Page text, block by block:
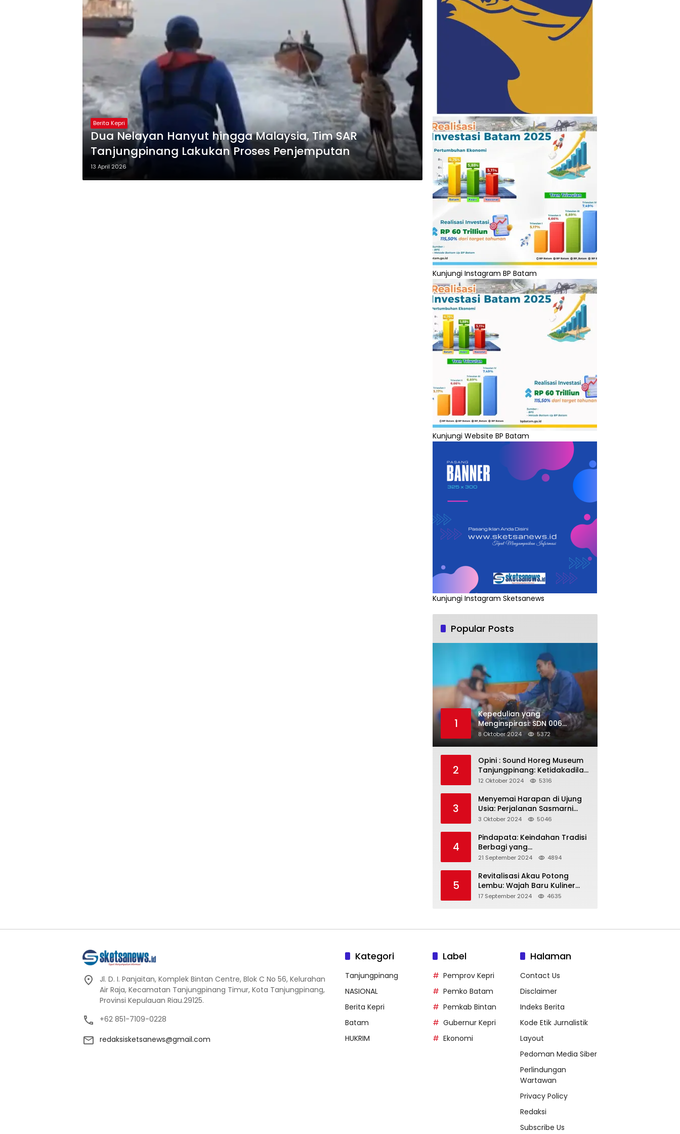
Berita Kepri
Dua Nelayan Hanyut hingga Malaysia, Tim SAR
Tanjungpinang Lakukan Proses Penjemputan
13 April 2026
Kunjungi Instagram BP Batam
Kunjungi Website BP Batam
Kunjungi Instagram Sketsanews
Popular Posts
1
Kepedulian yang
Menginspirasi: SDN 006
Merawang Gelar Program
“Berbagi Segenggam Beras”
8 Oktober 2024 5372
2
Opini : Sound Horeg Museum
Tanjungpinang: Ketidakadilan
dalam Representasi
12 Oktober 2024 5316
3
Menyemai Harapan di Ujung
Usia: Perjalanan Sasmarni
dalam Menyentuh Hati dan
3 Oktober 2024 5046
4
Pindapata: Keindahan Tradisi
Berbagi yang
Menghubungkan Umat dalam
Kebersamaan dalam Agama
Buddha
21 September 2024 4894
5
Revitalisasi Akau Potong
Lembu: Wajah Baru Kuliner
Legendaris Tanjungpinang
17 September 2024 4635
Jl. D. I. Panjaitan, Komplek Bintan Centre, Blok C No 56, Kelurahan
Air Raja, Kecamatan Tanjungpinang Timur, Kota Tanjungpinang,
Provinsi Kepulauan Riau.29125.
+62 851-7109-0228
redaksisketsanews@gmail.com
Kategori
Tanjungpinang
NASIONAL
Berita Kepri
Batam
HUKRIM
Label
Pemprov Kepri
Pemko Batam
Pemkab Bintan
Gubernur Kepri
Ekonomi
Halaman
Contact Us
Disclaimer
Indeks Berita
Kode Etik Jurnalistik
Layout
Pedoman Media Siber
Perlindungan
Wartawan
Privacy Policy
Redaksi
Subscribe Us